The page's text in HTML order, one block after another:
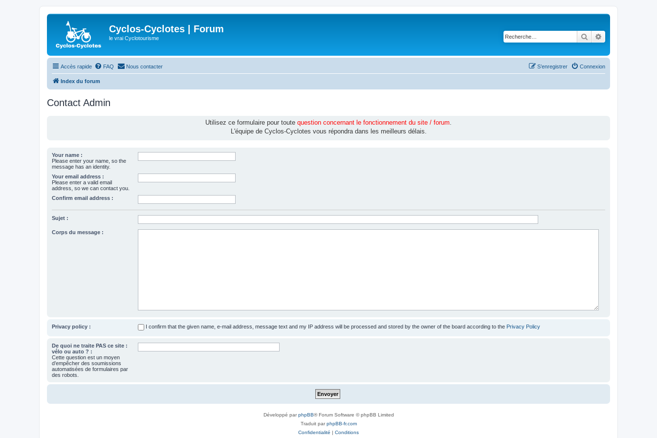
Cyclos-Cyclotes | Forum
le vrai Cyclotourisme Rechercher
Accès rapide FAQ Nous contacter Connexion
S’enregistrer
Index du forum
Contact Admin
Utilisez ce formulaire pour toute question concernant le fonctionnement du site / forum.
L'équipe de Cyclos-Cyclotes vous répondra dans les meilleurs délais.
Your name :
Please enter your name, so the
message has an identity.
Your email address :
Please enter a valid email
address, so we can contact you.
Confirm email address :
Sujet :
Corps du message :
Privacy policy : I confirm that the given name, e-mail address, message text and my IP address will be processed and stored by the owner of the board according to the Privacy Policy
De quoi ne traite PAS ce site :
vélo ou auto ? :
Cette question est un moyen
d’empêcher des soumissions
automatisées de formulaires par
des robots.
Développé parphpBB® Forum Software © phpBB Limited
Traduit parphpBB-fr.com
Confidentialité | Conditions